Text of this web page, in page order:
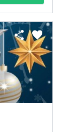
share favorite